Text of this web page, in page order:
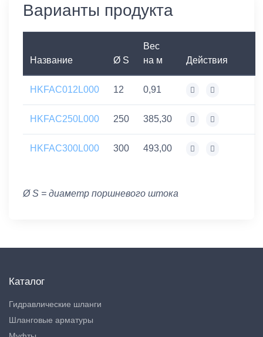
Варианты продукта
Название Ø S
Вес
на м
Действия
HKFAC012L000 12 0,91
HKFAC250L000 250 385,30
HKFAC300L000 300 493,00
Ø S = диаметр поршневого штока
Каталог
Гидравлические шланги
Шланговые арматуры